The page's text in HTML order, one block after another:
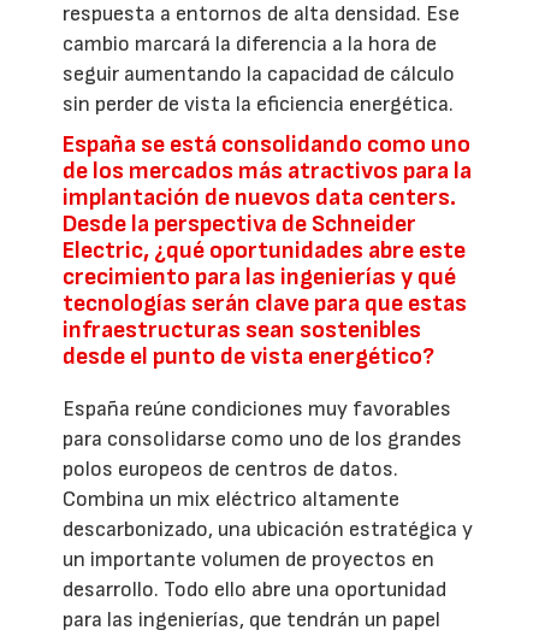
respuesta a entornos de alta densidad. Ese
cambio marcará la diferencia a la hora de
seguir aumentando la capacidad de cálculo
sin perder de vista la eficiencia energética.
España se está consolidando como uno
de los mercados más atractivos para la
implantación de nuevos data centers.
Desde la perspectiva de Schneider
Electric, ¿qué oportunidades abre este
crecimiento para las ingenierías y qué
tecnologías serán clave para que estas
infraestructuras sean sostenibles
desde el punto de vista energético?
España reúne condiciones muy favorables
para consolidarse como uno de los grandes
polos europeos de centros de datos.
Combina un mix eléctrico altamente
descarbonizado, una ubicación estratégica y
un importante volumen de proyectos en
desarrollo. Todo ello abre una oportunidad
para las ingenierías, que tendrán un papel